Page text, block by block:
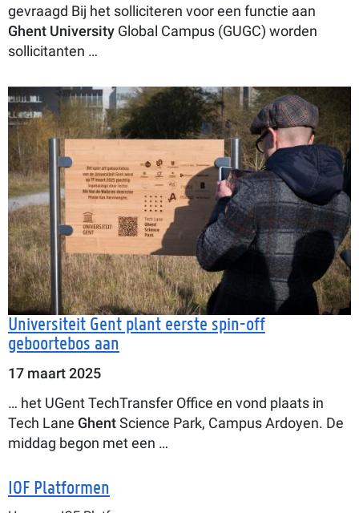
gevraagd Bij het solliciteren voor een functie aan
Ghent University Global Campus (GUGC) worden
sollicitanten …
Universiteit Gent plant eerste spin-off
geboortebos aan
17 maart 2025
… het UGent TechTransfer Office en vond plaats in
Tech Lane GhentScience Park, Campus Ardoyen. De
middag begon met een …
IOF Platformen